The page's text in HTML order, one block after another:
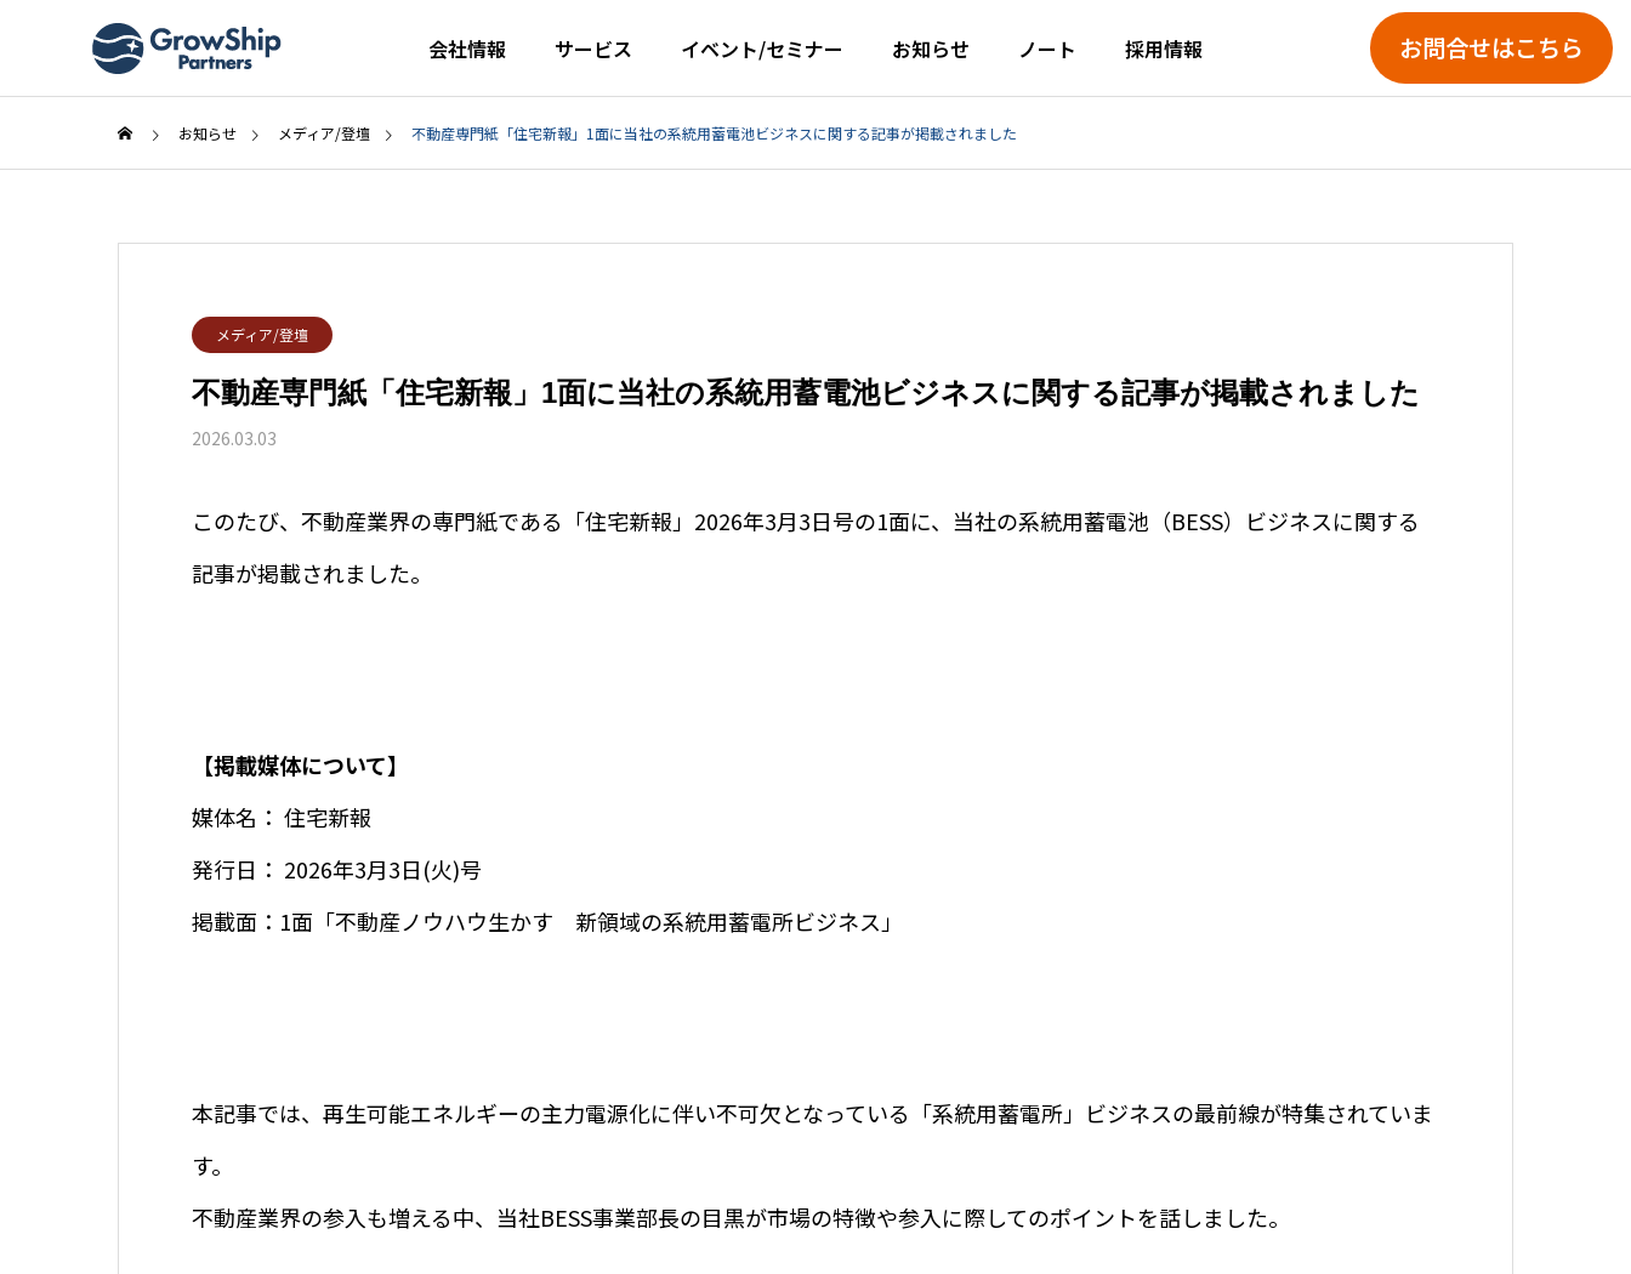
お問合せはこちら
会社情報 サービス イベント/セミナー お知らせ ノート 採用情報
お知らせ メディア/登壇 不動産専門紙「住宅新報」1面に当社の系統用蓄電池ビジネスに関する記事が掲載されました
メディア/登壇
不動産専門紙「住宅新報」1面に当社の系統用蓄電池ビジネスに関する記事が掲載されました
2026.03.03
このたび、不動産業界の専門紙である「住宅新報」2026年3月3日号の1面に、当社の系統用蓄電池（BESS）ビジネスに関する
記事が掲載されました。
【掲載媒体について】
媒体名： 住宅新報
発行日： 2026年3月3日(火)号
掲載面：1面「不動産ノウハウ生かす 新領域の系統用蓄電所ビジネス」
本記事では、再生可能エネルギーの主力電源化に伴い不可欠となっている「系統用蓄電所」ビジネスの最前線が特集されていま
す。
不動産業界の参入も増える中、当社BESS事業部長の目黒が市場の特徴や参入に際してのポイントを話しました。